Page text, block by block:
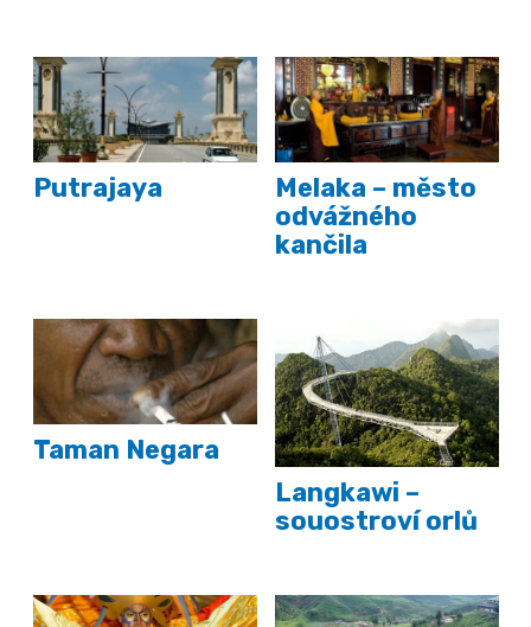
Putrajaya
Melaka – město
odvážného
kančila
Taman Negara
Langkawi –
souostroví orlů